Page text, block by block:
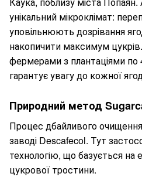
унікальний мікроклімат:
уповільнюють дозрівання
накопичити максимум
фермерами з плантаціями
гарантує увагу до кожної
Природний метод
Процес дбайливого
заводі Descafecol. Тут
технологію, що базується на
цукрової тростини.